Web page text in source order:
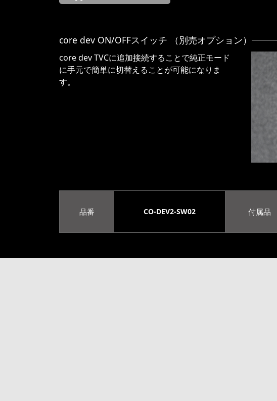
core dev ON/OFFスイッチ （別売オプション）
core dev TVCに追加接続することで純正モード
に手元で簡単に切替えることが可能になりま
す。
品番 CO-DEV2-SW02 付属品